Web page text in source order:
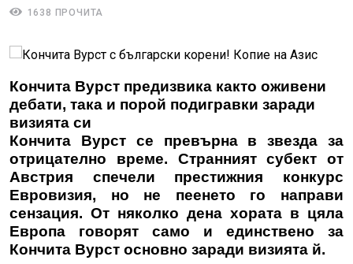
1638 ПРОЧИТА
Кончита Вурст предизвика както оживени
дебати, така и порой подигравки заради
визията си
Кончита Вурст се превърна в звезда за
отрицателно време. Странният субект от
Австрия спечели престижния конкурс
Евровизия, но не пеенето го направи
сензация. От няколко дена хората в цяла
Европа говорят само и единствено за
Кончита Вурст основно заради визията й.